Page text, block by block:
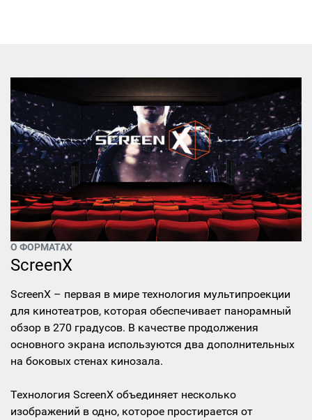
О ФОРМАТАХ
ScreenX
ScreenX – первая в мире технология мультипроекции
для кинотеатров, которая обеспечивает панорамный
обзор в 270 градусов. В качестве продолжения
основного экрана используются два дополнительных
на боковых стенах кинозала.
Технология ScreenX объединяет несколько
изображений в одно, которое простирается от